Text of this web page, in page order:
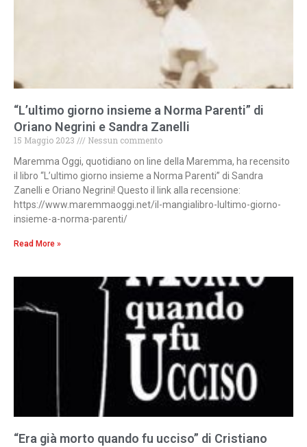
“L’ultimo giorno insieme a Norma Parenti” di
Oriano Negrini e Sandra Zanelli
15 Maggio 2023
Nessun commento
Maremma Oggi, quotidiano on line della Maremma, ha recensito
il libro “L’ultimo giorno insieme a Norma Parenti” di Sandra
Zanelli e Oriano Negrini! Questo il link alla recensione:
https://www.maremmaoggi.net/il-mangialibro-lultimo-giorno-
insieme-a-norma-parenti/
Read More »
“Era già morto quando fu ucciso” di Cristiano